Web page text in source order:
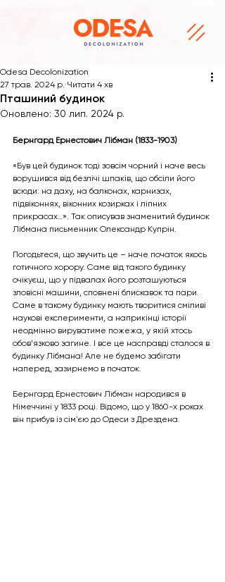
Пташиний будинок
Odesa Decolonization
27 трав. 2024 р. Читати 4 хв
Оновлено: 30 лип. 2024 р.
Бернгард Ернестович Лібман (1833-1903)
«Був цей будинок тоді зовсім чорний і наче весь
ворушився від безлічі шпаків, що обсіли його
всюди: на даху, на балконах, карнизах,
підвіконнях, віконних козирках і ліпних
прикрасах…». Так описував знаменитий будинок
Лібмана письменник Олександр Купрін.
Погодьтеся, що звучить це – наче початок якось
готичного хорору. Саме від такого будинку
очікуєш, що у підвалах його розташуються
зловісні машини, сповнені блискавок та пари.
Саме в такому будинку мають творитися сміливі
наукові експерименти, а наприкінці історії
неодмінно вируватиме пожежа, у якій хтось
обов’язково загине. І все це насправді сталося в
будинку Лібмана! Але не будемо забігати
наперед, зазирнемо в початок.
Бернгард Ернестович Лібман народився в
Німеччині у 1833 році. Відомо, що у 1860-х роках
він прибув із сім'єю до Одеси з Дрездена.